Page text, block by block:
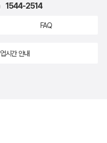
1544-2514
FAQ
시간 안내